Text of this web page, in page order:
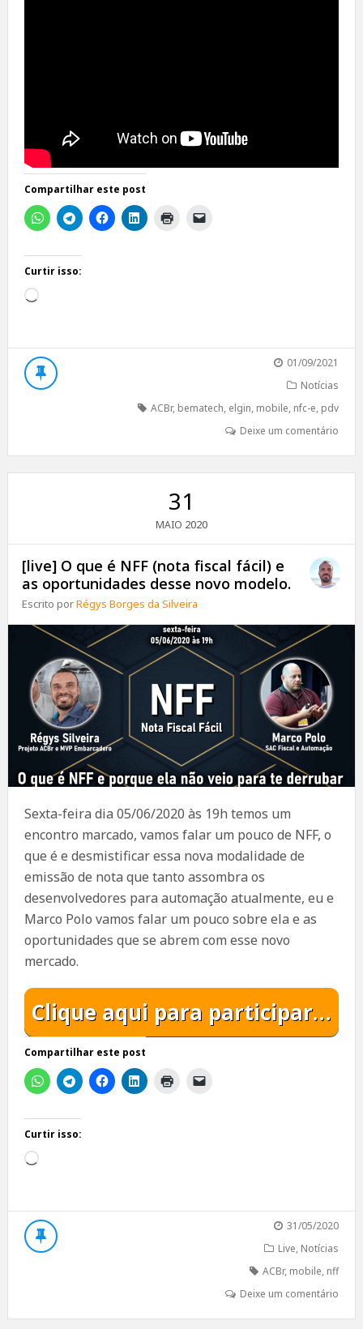
Compartilhar este post
Curtir isso:
Carregando...
01/09/2021
Notícias
ACBr, bematech, elgin, mobile, nfc-e, pdv
Deixe um comentário
31
MAIO 2020
[live] O que é NFF (nota fiscal fácil) e
as oportunidades desse novo modelo.
Escrito porRégys Borges da Silveira
Sexta-feira dia 05/06/2020 às 19h temos um
encontro marcado, vamos falar um pouco de NFF, o
que é e desmistificar essa nova modalidade de
emissão de nota que tanto assombra os
desenvolvedores para automação atualmente, eu e
Marco Polo vamos falar um pouco sobre ela e as
oportunidades que se abrem com esse novo
mercado.
Clique aqui para participar…
Compartilhar este post
Curtir isso:
Carregando...
31/05/2020
Live, Notícias
ACBr, mobile, nff
Deixe um comentário